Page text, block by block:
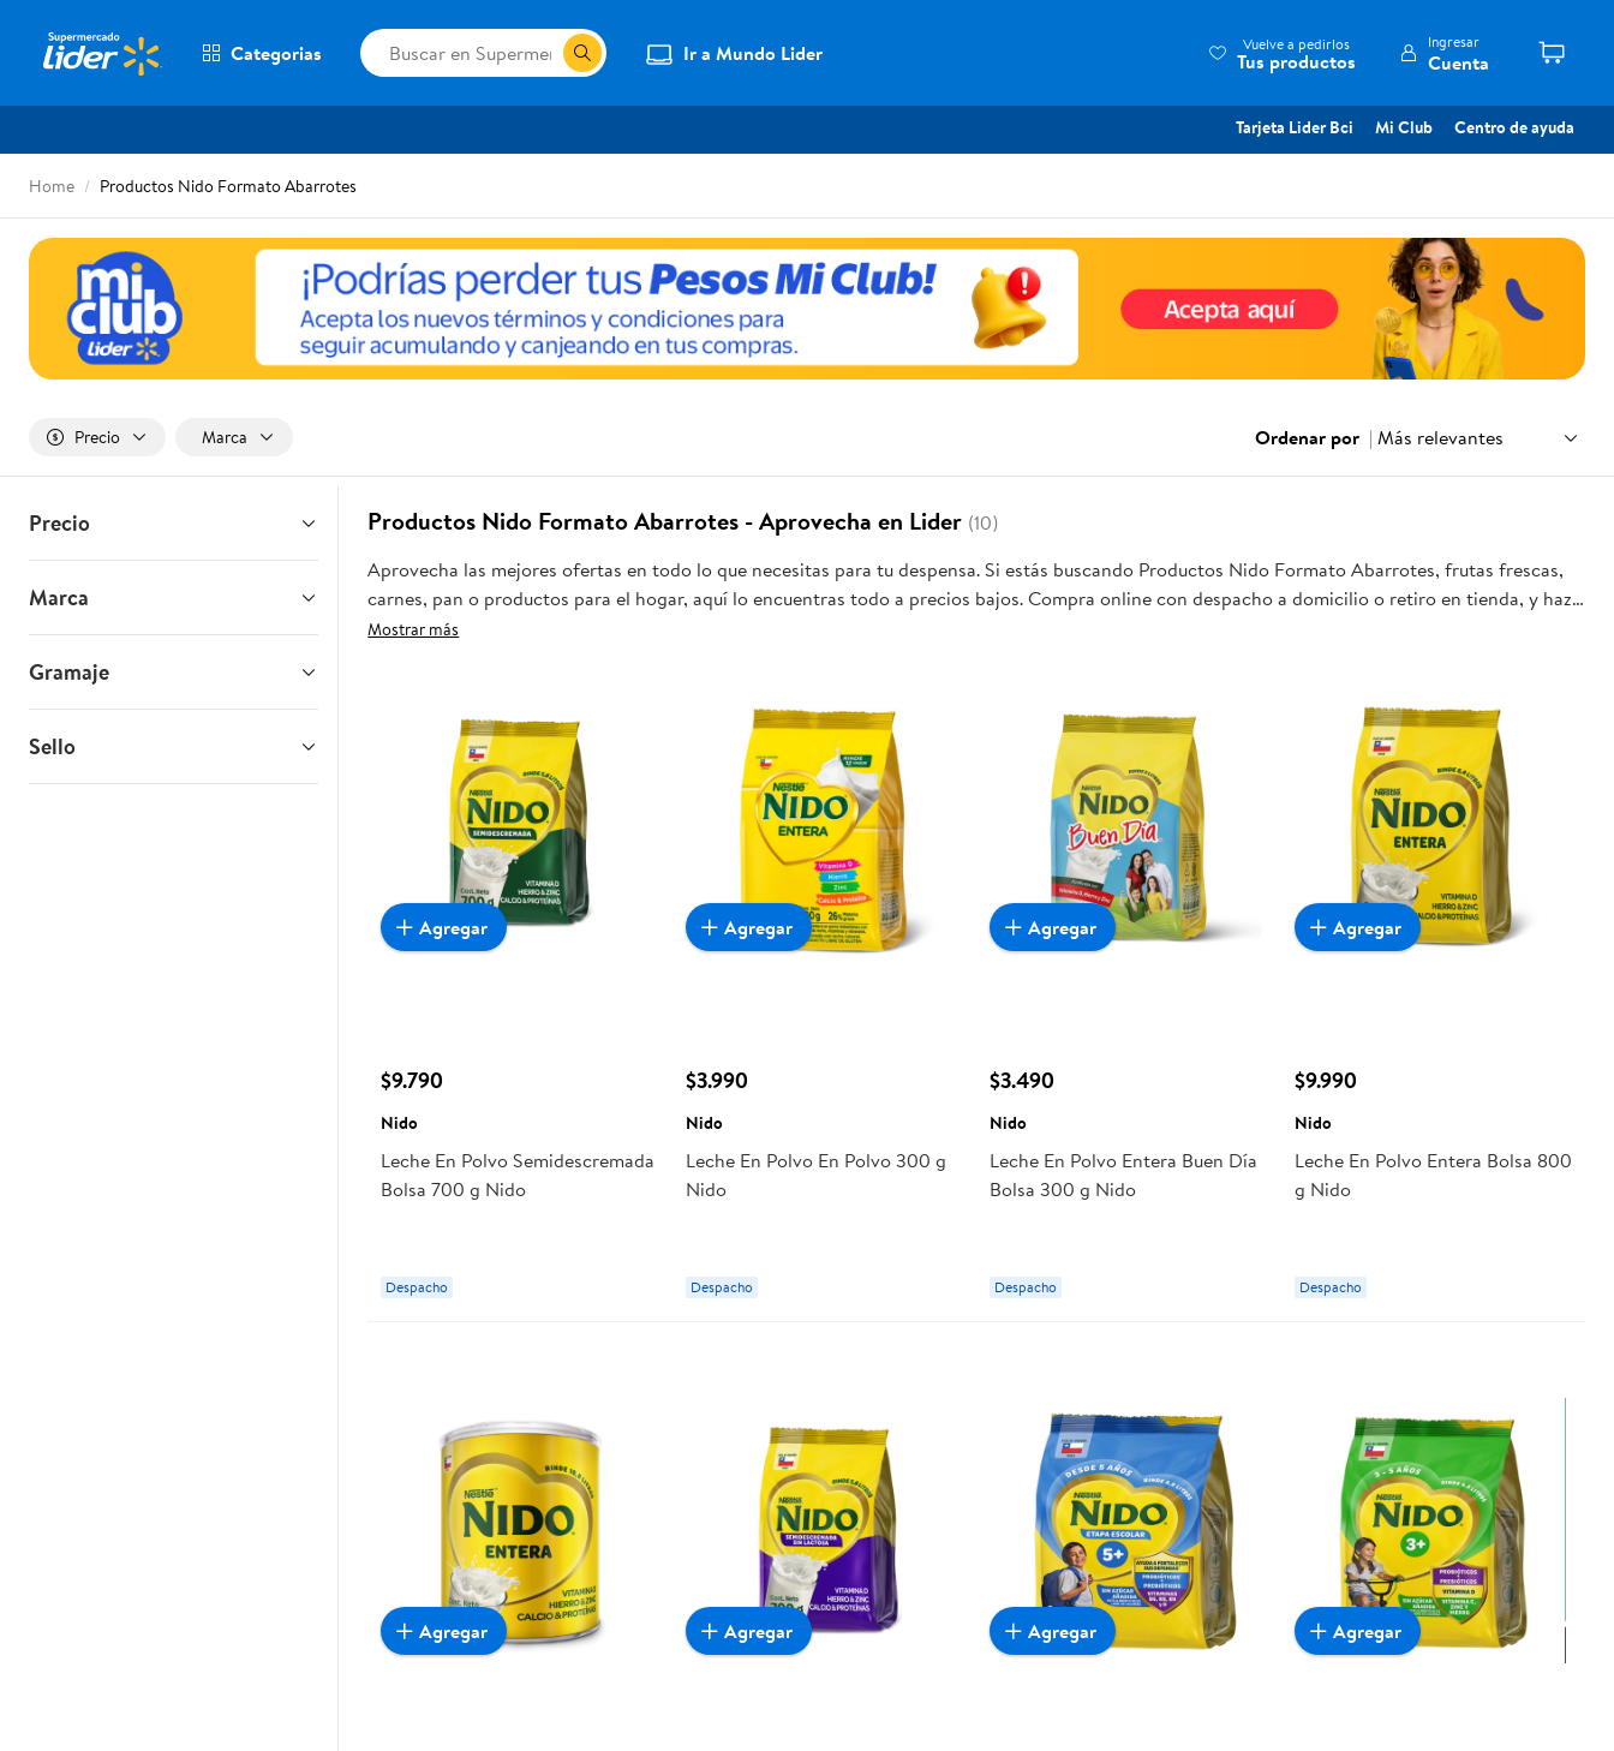
Categorias Ir a Mundo Lider Vuelve a pedirlos
Tus productos
Ingresar
Cuenta
Tarjeta Lider Bci Mi Club Centro de ayuda
Home Productos Nido Formato Abarrotes
Precio Marca Ordenar por | Más relevantes
Precio
Marca
Gramaje
Sello
Productos Nido Formato Abarrotes - Aprovecha en Lider (10)
Aprovecha las mejores ofertas en todo lo que necesitas para tu despensa. Si estás buscando Productos Nido Formato Abarrotes, frutas frescas,
carnes, pan o productos para el hogar, aquí lo encuentras todo a precios bajos. Compra online con despacho a domicilio o retiro en tienda, y haz
que esta oportunidad sea realmente conveniente para ti y tu familia.
Mostrar más
$9.790
Nido
Leche En Polvo Semidescremada
Bolsa 700 g Nido
Despacho
Agregar
$3.990
Nido
Leche En Polvo En Polvo 300 g
Nido
Despacho
Agregar
$3.490
Nido
Leche En Polvo Entera Buen Día
Bolsa 300 g Nido
Despacho
Agregar
$9.990
Nido
Leche En Polvo Entera Bolsa 800
g Nido
Despacho
Agregar
Agregar Agregar Agregar Agregar